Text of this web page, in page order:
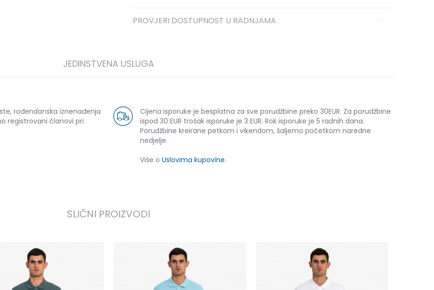
PROVJERI DOSTUPNOST U RADNJAMA
JEDINSTVENA USLUGA
rođendanska iznenađenja
registrovani članovi pri
Cijena isporuke je besplatna za sve porudžbine preko 30EUR. Za porudžbine
ispod 30 EUR trošak isporuke je 3 EUR. Rok isporuke je 5 radnih dana.
Porudžbine kreirane petkom i vikendom, šaljemo početkom naredne
nedjelje.
Više o Uslovima kupovine.
SLIČNI PROIZVODI